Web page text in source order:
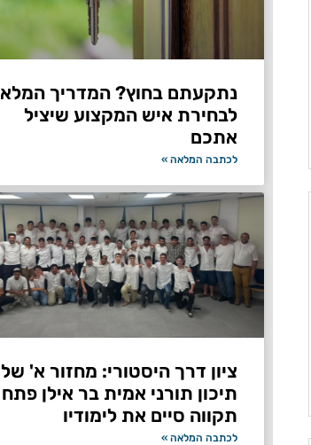
נתקעתם בחוץ? המדריך המלא
לבחירת איש המקצוע שיציל
אתכם
לכתבה המלאה »
ציון דרך היסטורי: מחזור א' של
תיכון תורני אמית בר אילן פתח
תקווה סיים את לימודיו
לכתבה המלאה »